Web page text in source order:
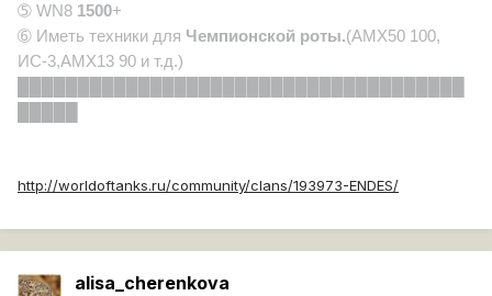
➄ WN8 1500+
➅ Иметь техники для Чемпионской роты.(АМХ50 100,
ИС-3,АМХ13 90 и т.д.)
http://worldoftanks.ru/community/clans/193973-ENDES/
alisa_cherenkova